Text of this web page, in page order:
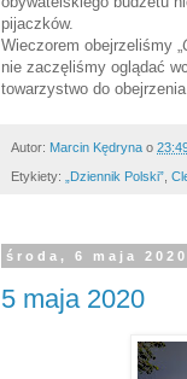
pijaczków.
Wieczorem obejrzeliśmy „
nie zaczęliśmy oglądać
towarzystwo do obejrzenia „
Autor: Marcin Kędryna o
Etykiety: „Dziennik Polski”
środa, 6 maja 2020
5 maja 2020